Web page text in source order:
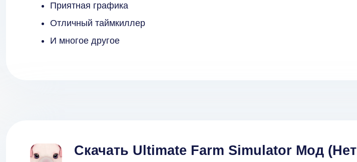
Приятная графика
Отличный таймкиллер
И многое другое
Скачать Ultimate Farm Simulator Мод (Нет